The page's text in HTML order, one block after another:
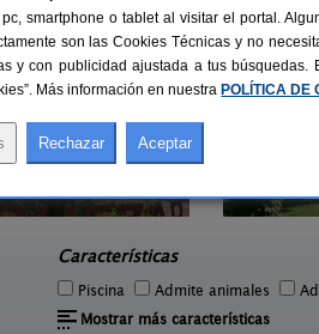
Características
Piscina Admite animales
Mostrar más características
smartphone o tablet al visitar el portal.
son las Cookies Técnicas y no
con publicidad ajustada a tus búsquedas.
Más información en nuestra POLÍTICA DE